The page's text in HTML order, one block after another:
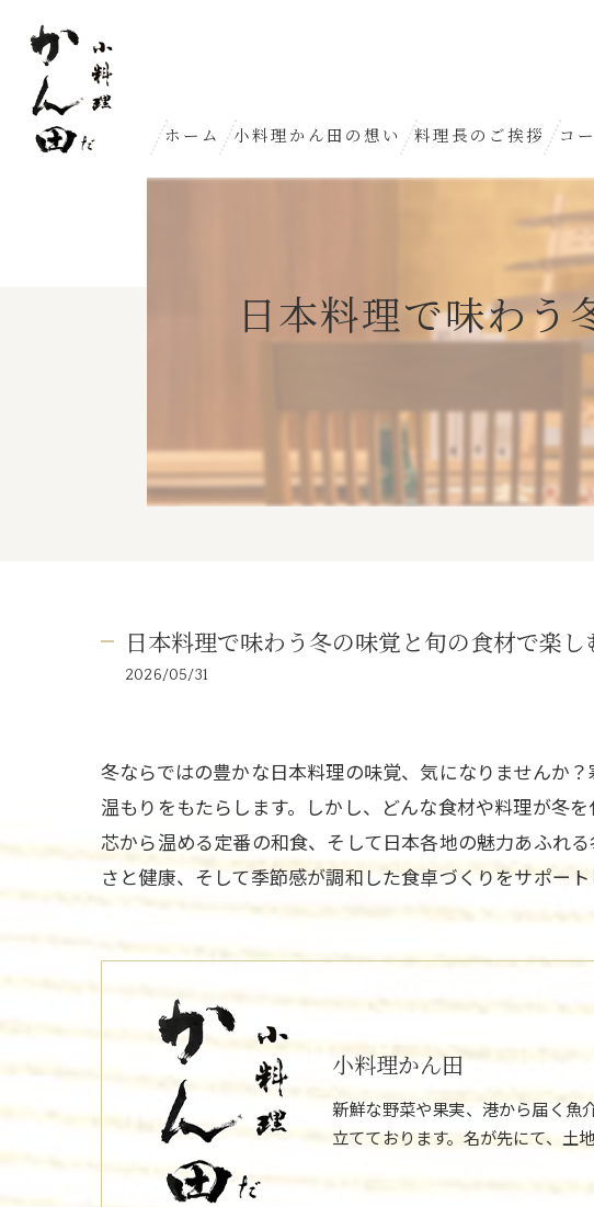
ホーム 小料理かん田の想い 料理長のご挨拶 コ
日本料理で味わう
日本料理で味わう冬の味覚と旬の食材で楽
2026/05/31
冬ならではの豊かな日本料理の味覚、気になりませんか
温もりをもたらします。しかし、どんな食材や料理が冬
芯から温める定番の和食、そして日本各地の魅力あふれ
さと健康、そして季節感が調和した食卓づくりをサポー
小料理かん田
新鮮な野菜や果実、港から届く魚
立てております。名が先にて、土